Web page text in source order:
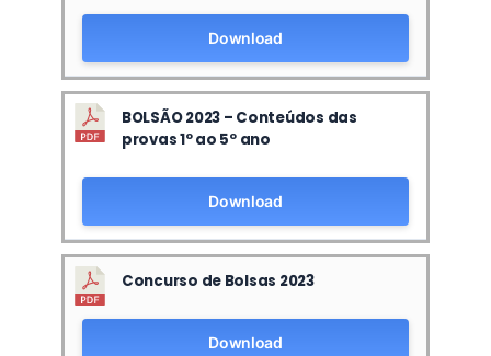
Download
BOLSÃO 2023 – Conteúdos das
provas 1º ao 5º ano
Download
Concurso de Bolsas 2023
Download